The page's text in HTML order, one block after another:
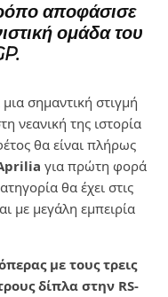
αποφάσισε
ομάδα του
σημαντική στιγμή
νεανική της ιστορία
θα είναι πλήρως
για πρώτη φορά
θα έχει στις
με μεγάλη εμπειρία
με τους τρεις
δίπλα στην RS-